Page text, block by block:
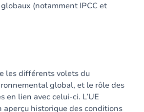
(notamment IPCC et
les différents volets du
global, et le rôle des
en lien avec celui-ci. L’UE
aperçu historique des conditions